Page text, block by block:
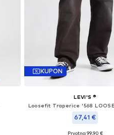
KUPON
LEVI'S ®
67,41 €
Prvotno: 99,90 €